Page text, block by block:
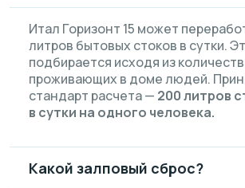
Итал Горизонт 15 может
литров бытовых стоков в сутки.
подбирается исходя из
проживающих в доме людей.
стандарт расчета — 200 литров
в сутки на одного человека.
Какой залповый сброс?